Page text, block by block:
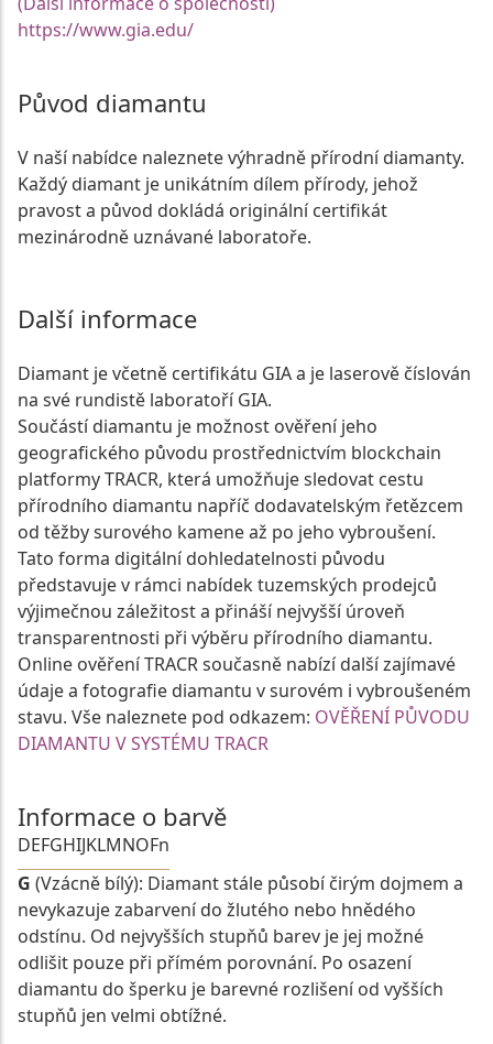
https://www.gia.edu/
Původ diamantu
V naší nabídce naleznete výhradně přírodní diamanty.
Každý diamant je unikátním dílem přírody, jehož
pravost a původ dokládá originální certifikát
mezinárodně uznávané laboratoře.
Další informace
Diamant je včetně certifikátu GIA a je laserově číslován
na své rundistě laboratoří GIA.
Součástí diamantu je možnost ověření jeho
geografického původu prostřednictvím blockchain
platformy TRACR, která umožňuje sledovat cestu
přírodního diamantu napříč dodavatelským řetězcem
od těžby surového kamene až po jeho vybroušení.
Tato forma digitální dohledatelnosti původu
představuje v rámci nabídek tuzemských prodejců
výjimečnou záležitost a přináší nejvyšší úroveň
transparentnosti při výběru přírodního diamantu.
Online ověření TRACR současně nabízí další zajímavé
údaje a fotografie diamantu v surovém i vybroušeném
stavu. Vše naleznete pod odkazem: OVĚŘENÍ PŮVODU
DIAMANTU V SYSTÉMU TRACR
Informace o barvě
DEFGHIJKLMNOFn
G (Vzácně bílý): Diamant stále působí čirým dojmem a
nevykazuje zabarvení do žlutého nebo hnědého
odstínu. Od nejvyšších stupňů barev je jej možné
odlišit pouze při přímém porovnání. Po osazení
diamantu do šperku je barevné rozlišení od vyšších
stupňů jen velmi obtížné.